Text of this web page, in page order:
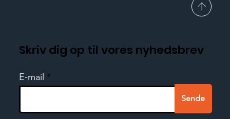
Skriv dig op til vores nyhedsbrev
E-mail
Sende